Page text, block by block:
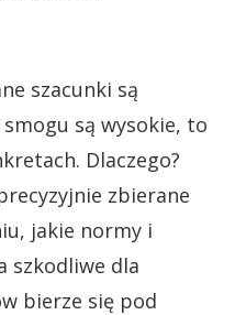
szacunki są
są wysokie, to
Dlaczego?
zbierane
jakie normy i
szkodliwe dla
bierze się pod